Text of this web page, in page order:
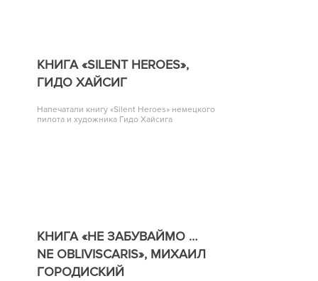
КНИГА «SILENT HEROES»,
ГИДО ХАЙСИГ
Напечатали книгу «Silent Heroes» немецкого
пилота и художника Гидо Хайсига
КНИГА «НЕ ЗАБУВАЙМО …
NE OBLIVISCARIS», МИХАИЛ
ГОРОДИСКИЙ